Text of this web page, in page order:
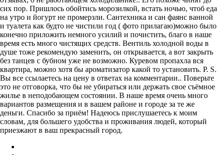
сих пор. Пришлось обойтись морозилкой, встать ночью, чтоб еда
на утро и йогурт не промерзли. Сантехника и сан фаянс ванной
и туалета как будто не чистили год ( фото прилагаю)можно было
конечно приложить немного усилий и почистить, благо в наше
время есть много чистящих средств. Вентиль холодной воды в
душе тоже рекомендую заменить, он открывается, а вот закрыть
без танцев с бубном уже не возможно. Куревом пропахла вся
квартира, можно хотя бы ароматизатор какой то установить. P. S.
Вы все ссылаетесь на цену в ответах на комментарии.. Поверьте
это не отговорка, что бы не убираться или держать свое съёмное
жилье в неподобающем состоянии. В наше время очень много
вариантов размещения и в вашем районе и городе за те же
деньги. Спасибо за приём! Надеюсь прислушаетесь к моим
словам, для большего удобства и проживания людей, который
приезжают в ваш прекрасный город.